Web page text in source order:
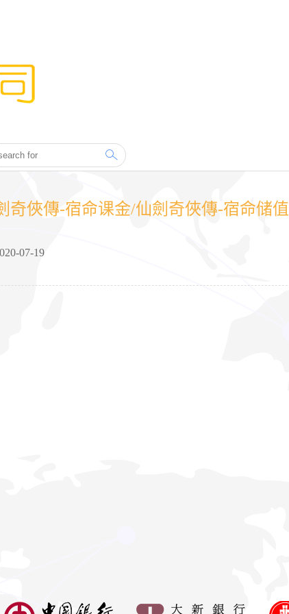
奇俠傳-宿命课金/仙劍奇俠傳-宿命储值
07-19